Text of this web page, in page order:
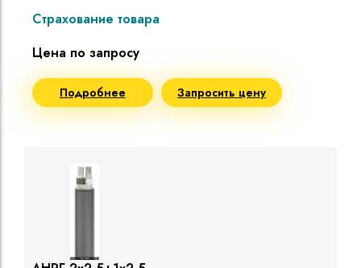
Страхование товара
Цена по запросу
Подробнее Запросить цену